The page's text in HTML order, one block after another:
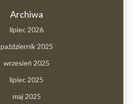
Archiwa
lipiec 2026
październik 2025
wrzesień 2025
lipiec 2025
maj 2025